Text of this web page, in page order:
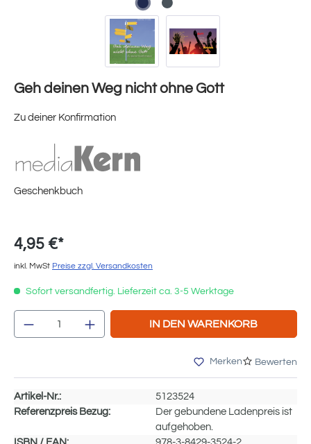
Geh deinen Weg nicht ohne Gott
Zu deiner Konfirmation
Geschenkbuch
4,95 €*
inkl. MwSt Preise zzgl. Versandkosten
Sofort versandfertig. Lieferzeit ca. 3-5 Werktage
Produkt Anzahl: Gib den gewünschten
IN DEN WARENKORB
Merken Bewerten
Artikel-Nr.:
5123524
Referenzpreis Bezug:
Der gebundene Ladenpreis ist
aufgehoben.